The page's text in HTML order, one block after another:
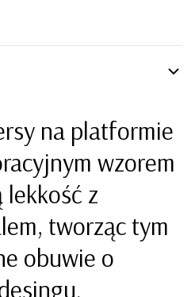
na platformie
wzorem
lekkość z
tworząc tym
obuwie o